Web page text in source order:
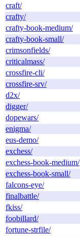
craft/
crafty/
crafty-book-medium/
crafty-book-small/
crimsonfields/
criticalmass/
crossfire-cli/
crossfire-srv/
d2x/
digger/
dopewars/
enigma/
eus-demo/
exchess/
exchess-book-medium/
exchess-book-small/
falcons-eye/
finalbattle/
fkiss/
foobillard/
fortune-strfile/